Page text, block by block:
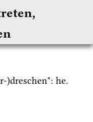
)dreschen": he.